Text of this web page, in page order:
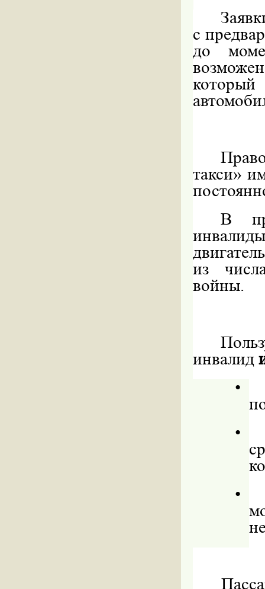
с
до
такси»
В
из
войны.
инвалид
•
•
•